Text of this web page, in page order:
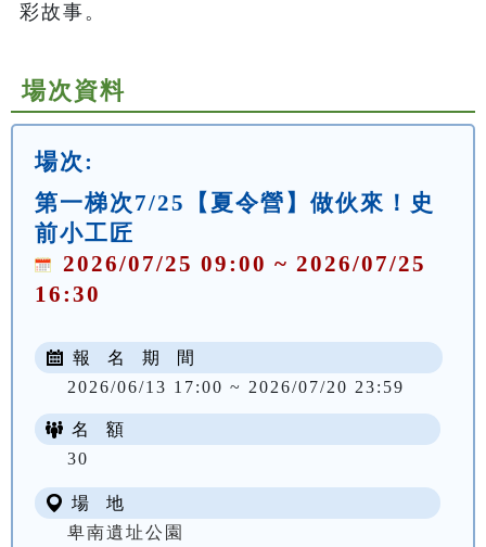
彩故事。
場次資料
場次:
第一梯次7/25【夏令營】做伙來！史
前小工匠
2026/07/25 09:00 ~ 2026/07/25
16:30
報 名 期 間
2026/06/13 17:00 ~ 2026/07/20 23:59
名 額
30
場 地
卑南遺址公園